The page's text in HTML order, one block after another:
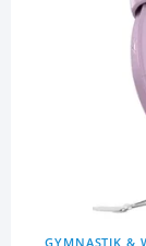
GYMNASTIK &